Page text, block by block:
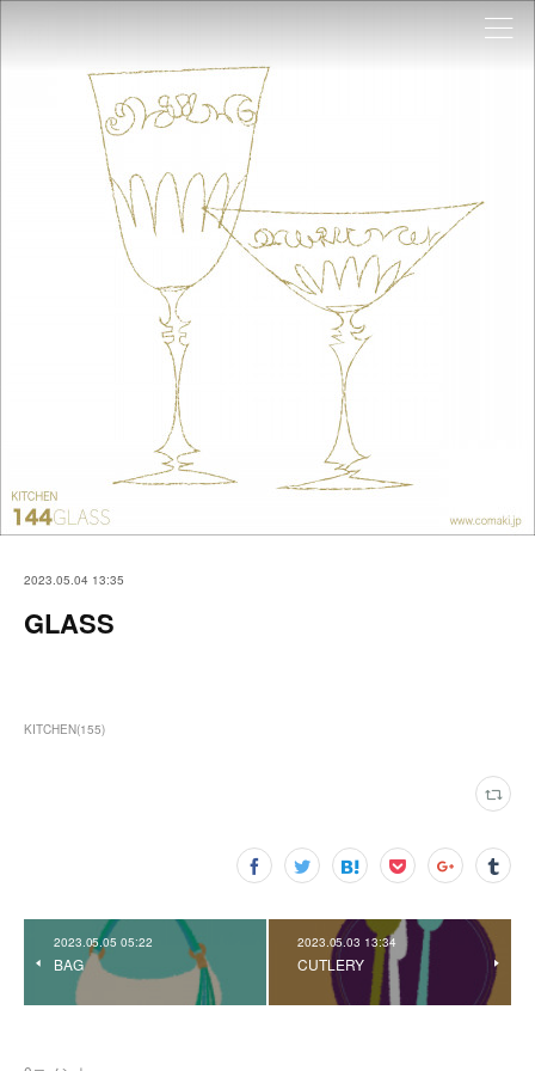
2023.05.04 13:35
GLASS
KITCHEN(155)
2023.05.05 05:22
BAG
2023.05.03 13:34
CUTLERY